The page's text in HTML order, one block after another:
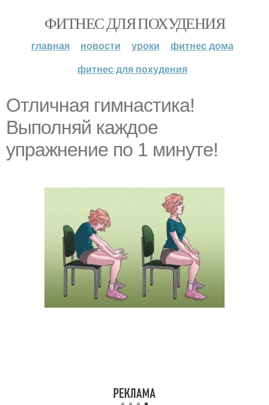
ФИТНЕС ДЛЯ ПОХУДЕНИЯ
главная новости уроки
фитнес дома
фитнес для похудения
Отличная гимнастика!
Выполняй каждое
упражнение по 1 минуте!